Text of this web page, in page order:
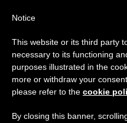
Aviso
Del 27 de julio al 7
anual, aprovechando
se generan menos
Notice
This website or its third party
necessary to its functioning
purposes illustrated in the
more or withdraw your
please refer to the cookie
By closing this banner,